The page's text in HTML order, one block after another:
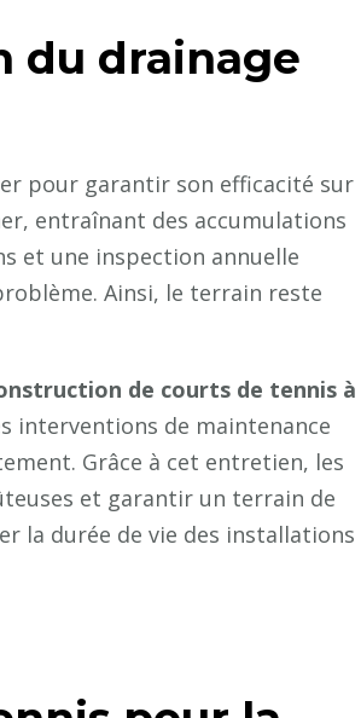
du drainage
pour garantir son efficacité sur
entraînant des accumulations
et une inspection annuelle
Ainsi, le terrain reste
de courts de tennis à
interventions de maintenance
Grâce à cet entretien, les
et garantir un terrain de
la durée de vie des installations